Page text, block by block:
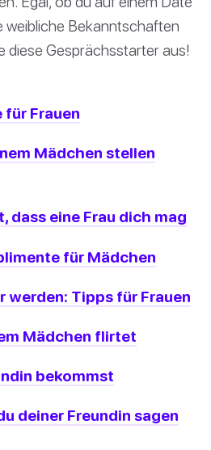
weibliche Bekanntschaften
diese Gesprächsstarter aus!
Frauen
Mädchen stellen
dass eine Frau dich mag
für Mädchen
werden: Tipps für Frauen
Mädchen flirtet
bekommst
deiner Freundin sagen